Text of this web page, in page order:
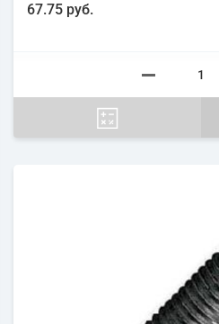
67.75 руб.